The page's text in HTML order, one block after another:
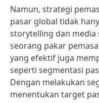
Namun, strategi
pasar global tidak
storytelling dan media
seorang pakar
yang efektif juga
seperti segmentasi
Dengan melakukan
menentukan target